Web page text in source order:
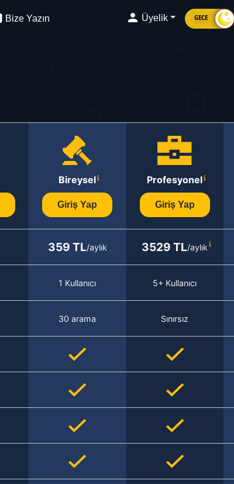
Bize Yazın Üyelik GECE
Bireysel
Giriş Yap
Profesyonel
Giriş Yap
359 TL/aylık 3529 TL/aylık
1 Kullanıcı 5+ Kullanıcı
30 arama Sınırsız